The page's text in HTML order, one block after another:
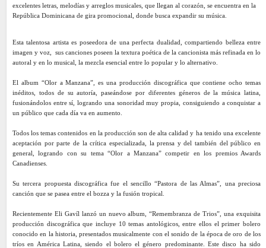
excelentes letras, melodías y arreglos musicales, que llegan al corazón, se encuentra en la
República Dominicana de gira promocional, donde busca expandir su música.
Esta talentosa artista es poseedora de una perfecta dualidad, compartiendo belleza entre
imagen y voz, sus canciones poseen la textura poética de la cancionista más refinada en lo
autoral y en lo musical, la mezcla esencial entre lo popular y lo alternativo.
El album “Olor a Manzana”, es una producción discográfica que contiene ocho temas
inéditos, todos de su autoría, paseándose por diferentes géneros de la música latina,
fusionándolos entre sí, logrando una sonoridad muy propia, consiguiendo a conquistar a
un público que cada día va en aumento.
Todos los temas contenidos en la producción son de alta calidad y ha tenido una excelente
aceptación por parte de la crítica especializada, la prensa y del también del público en
general, logrando con su tema “Olor a Manzana” competir en los premios Awards
Canadienses.
Su tercera propuesta discográfica fue el sencillo “Pastora de las Almas”, una preciosa
canción que se pasea entre el bozza y la fusión tropical.
Recientemente Eli Gavíl lanzó un nuevo album, “Remembranza de Trios”, una exquisita
producción discográfica que incluye 10 temas antológicos, entre ellos el primer bolero
conocido en la historia, presentados musicalmente con el sonido de la época de oro de los
tríos en América Latina, siendo el bolero el género predominante. Este disco ha sido